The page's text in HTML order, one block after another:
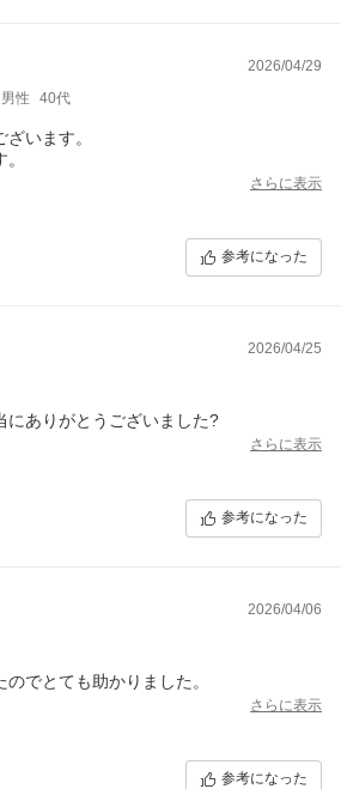
2026/04/29
男性 40代
います。
さらに表示
参考になった
2026/04/25
にありがとうございました?
さらに表示
参考になった
2026/04/06
でとても助かりました。
さらに表示
参考になった